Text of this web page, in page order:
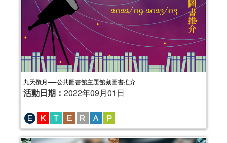
九天攬月──公共圖書館主題館藏圖書推介
活動日期： 2022年09月01日